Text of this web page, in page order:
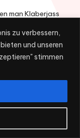
zu verbessern,
und unseren
stimmen
man Klaberjass
es, gegen
durch die
Farben.
zwischen